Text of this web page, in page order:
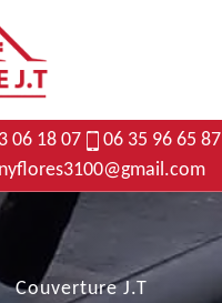
06 18 07
06 35 96 65 87
Couverture J.T